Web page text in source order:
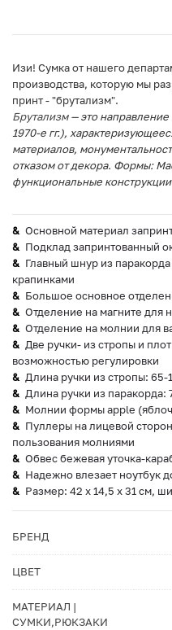
Изи! Сумка от нашего
производства, которую мы
принт - "брутализм".
Брутализм— это направление
1970-е гг.),
материалов,
отказом от декора. Формы:
функциональные
Основной материал
Подклад запринтованный
Главный шнур из
крапинками
Большое основное
Отделение на магните для
Отделение на молнии для
Две ручки- из стропы и
возможностью регулировки
Длина ручки из стропы: 65-
Длина ручки из паракорда:
Молнии формы apple
Пуллеры на лицевой
пользования молниями
Обвес бежевая уточка-
Надежно влезает ноутбук
Размер: 42 х 14,5 х 31 см,
БРЕНД
ЦВЕТ
МАТЕРИАЛ |
СУМКИ,РЮКЗАКИ